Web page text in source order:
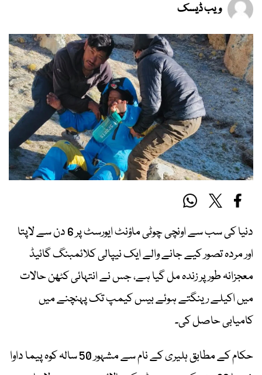
ویب ڈیسک
دنیا کی سب سے اونچی چوٹی ماؤنٹ ایورسٹ پر 6 دن سے لاپتا
اور مردہ تصور کیے جانے والے ایک نیپالی کلائمبنگ گائیڈ
معجزانہ طور پر زندہ مل گیا ہے، جس نے انتہائی کٹھن حالات
میں اکیلے رینگتے ہوئے بیس کیمپ تک پہنچنے میں
کامیابی حاصل کی۔
حکام کے مطابق ہلیری کے نام سے مشہور 50 سالہ کوہ پیما داوا